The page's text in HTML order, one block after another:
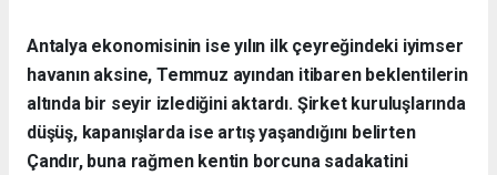
Antalya ekonomisinin ise yılın ilk çeyreğindeki iyimser
havanın aksine, Temmuz ayından itibaren beklentilerin
altında bir seyir izlediğini aktardı. Şirket kuruluşlarında
düşüş, kapanışlarda ise artış yaşandığını belirten
Çandır, buna rağmen kentin borcuna sadakatini